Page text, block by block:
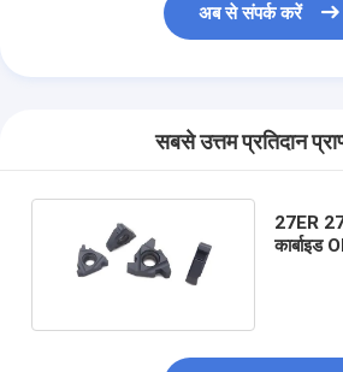
अब से संपर्क करें
सबसे उत्तम प्रतिदान
27ER
कार्बाइड